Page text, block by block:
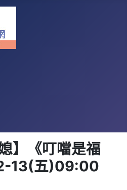
】《叮噹是福
13(五)09:00